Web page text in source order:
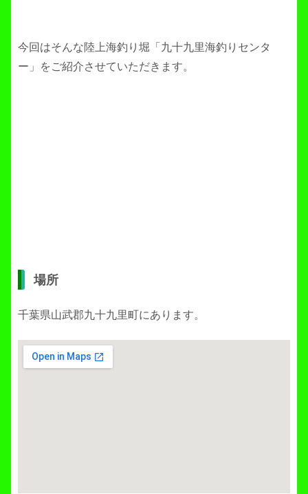
今回はそんな陸上海釣り堀「九十九里海釣りセンタ
ー」をご紹介させていただきます。
場所
千葉県山武郡九十九里町にあります。